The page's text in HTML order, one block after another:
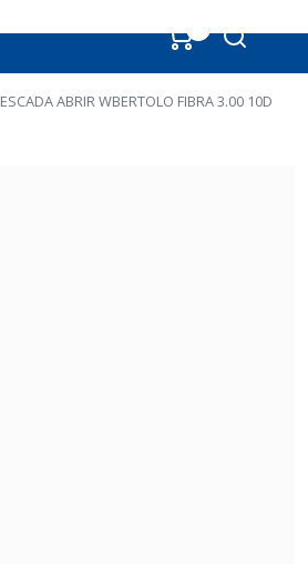
ESCADA ABRIR WBERTOLO FIBRA 3.00 10D